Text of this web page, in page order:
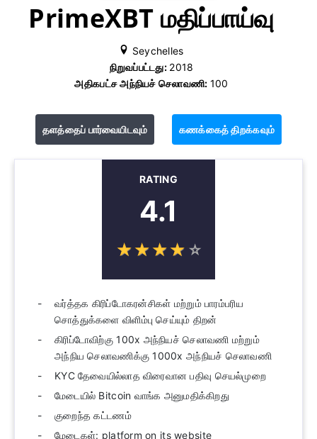
PrimeXBT மதிப்பாய்வு
Seychelles
நிறுவப்பட்டது: 2018
அதிகபட்ச அந்நியச் செலாவணி: 100
தளத்தைப் பார்வையிடவும் கணக்கைத் திறக்கவும்
RATING
4.1
☆☆☆☆ ☆
★★★★ ★
வர்த்தக கிரிப்டோகரன்சிகள் மற்றும் பாரம்பரிய
சொத்துக்களை விளிம்பு செய்யும் திறன்
கிரிப்டோவிற்கு 100x அந்நியச் செலாவணி மற்றும்
அந்நிய செலாவணிக்கு 1000x அந்நியச் செலாவணி
KYC தேவையில்லாத விரைவான பதிவு செயல்முறை
மேடையில் Bitcoin வாங்க அனுமதிக்கிறது
குறைந்த கட்டணம்
மேடைகள்: platform on its website